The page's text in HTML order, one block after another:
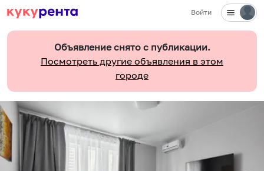
Войти
Объявление снято с публикации.
Посмотреть другие объявления в этом
городе